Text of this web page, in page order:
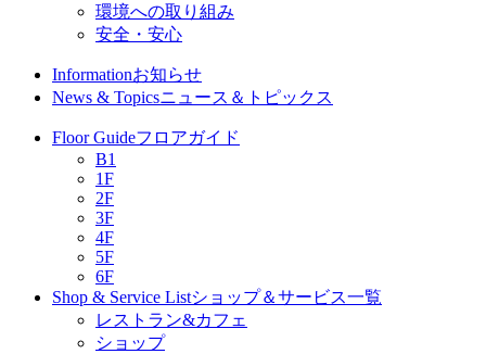
環境への取り組み
安全・安心
Informationお知らせ
News & Topicsニュース＆トピックス
Floor Guideフロアガイド
B1
1F
2F
3F
4F
5F
6F
Shop & Service Listショップ＆サービス一覧
レストラン&カフェ
ショップ